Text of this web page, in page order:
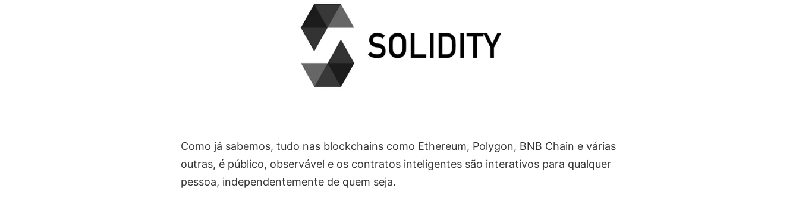
Como já sabemos, tudo nas blockchains como Ethereum, Polygon, BNB Chain e várias
outras, é público, observável e os contratos inteligentes são interativos para qualquer
pessoa, independentemente de quem seja.